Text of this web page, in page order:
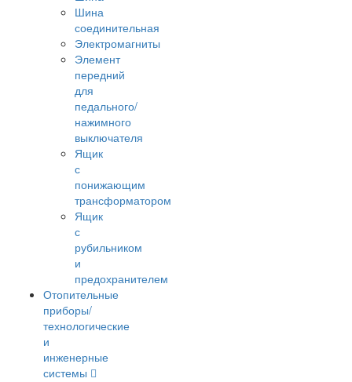
Шина
соединительная
Электромагниты
Элемент
передний
для
педального/
нажимного
выключателя
Ящик
с
понижающим
трансформатором
Ящик
с
рубильником
и
предохранителем
Отопительные
приборы/
технологические
и
инженерные
системы